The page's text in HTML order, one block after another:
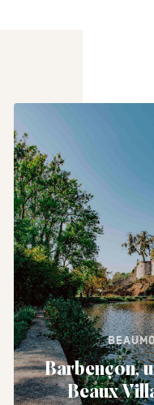
Barbençon,
Beaux